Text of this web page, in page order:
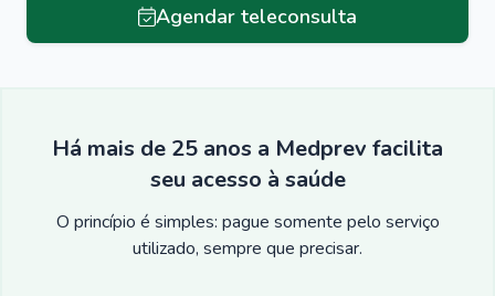
Agendar teleconsulta
Há mais de 25 anos a Medprev facilita
seu acesso à saúde
O princípio é simples: pague somente pelo serviço
utilizado, sempre que precisar.